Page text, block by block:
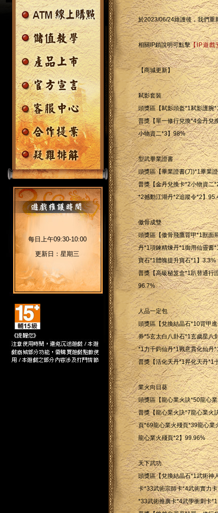
每日上午09:30-10:00
更新日：星期三
於2023/06/24維護後，我們重
相關IP鎖說明可點擊【IP遊戲
【商城更新】
弒影套裝
頭獎區【弒影頭盔*1弒影護腕
普獎【單一修行兌換*4金丹兌
小物資二*3】98%
型武畢業證書
頭獎區【畢業證書(刀)*1畢業
普獎【金丹兌換卡*2小物資二
*2撼動江湖丹*2追蹤令*2】
傲骨成雙
頭獎區【傲骨飛鷹背甲*1獸面
丹*1項鍊精煉丹*1御用仙靈書
寶石*1體魄提升寶石*1】3.3%
普獎【高級秘笈盒*1趴替通行
96.7%
人品一定包
頭獎區【兌換結晶石*10背甲
券*5玄太白八卦石*1玄歲星八
*1力千鈞仙丹*1戰意貫化仙丹
普獎【活化天丹*1昇化天丹*1
業火向日葵
頭獎區【龍心業火訣*50龍心
普獎【龍心業火訣*7龍心業火
頁*69龍心業火殘頁*39龍心業
龍心業火殘頁*2】99.96%
天下武功
頭獎區【兌換結晶石*1武術神
卡*33武術宗師卡*4武術實力
*33武術推廣卡*4武學衝刺卡